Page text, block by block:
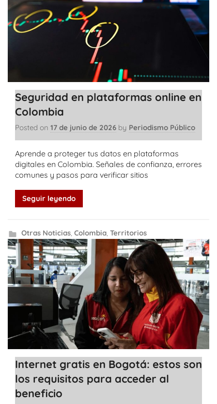
Seguridad en plataformas online en
Colombia
Posted on 17 de junio de 2026 by Periodismo Público
Aprende a proteger tus datos en plataformas
digitales en Colombia. Señales de confianza, errores
comunes y pasos para verificar sitios
Seguir leyendo
Otras Noticias, Colombia, Territorios
Internet gratis en Bogotá: estos son
los requisitos para acceder al
beneficio